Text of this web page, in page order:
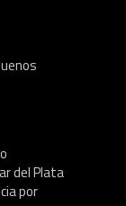
del Plata
por